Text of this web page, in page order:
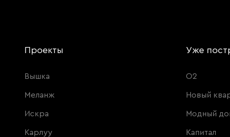
Проекты
Вышка
Меланж
Искра
Карлуу
Уже
О2
Новый
Модный
Капитал